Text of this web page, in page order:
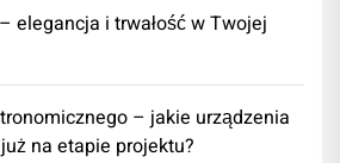
elegancja i trwałość w Twojej
– jakie urządzenia
na etapie projektu?